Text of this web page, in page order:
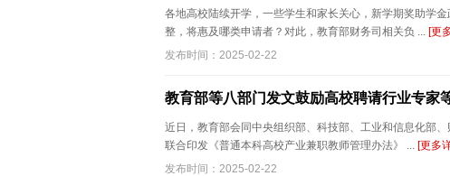
各地高校陆续开学，一些学生和家长关心，新学期奖助学
整，将惠及哪类申请者？对此，教育部财务司相关负 ... [更
发布时间：2025-02-22
教育部等八部门发文鼓励高校聘请行业专家
近日，教育部会同中央组织部、科技部、工业和信息化部
联合印发《普通本科高校产业兼职教师管理办法》 ... [更多
发布时间：2025-02-22